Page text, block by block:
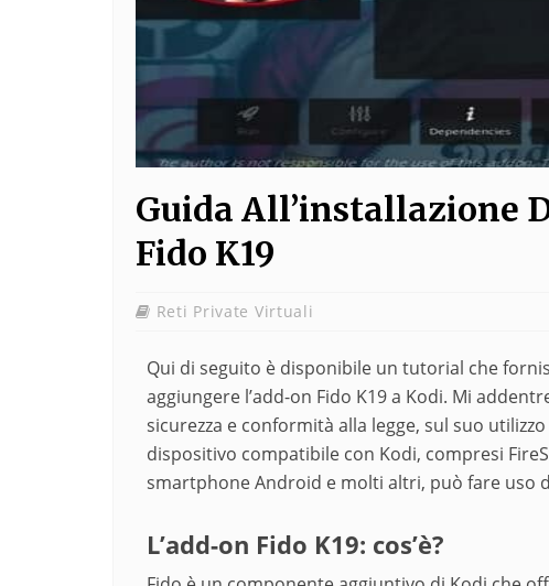
Guida All’installazione
Fido K19
Reti Private Virtuali
Qui di seguito è disponibile un tutorial che
aggiungere l’add-on Fido K19 a Kodi. Mi
sicurezza e conformità alla legge, sul suo
dispositivo compatibile con Kodi, compresi
smartphone Android e molti altri, può fare uso
L’add-on Fido K19: cos’è?